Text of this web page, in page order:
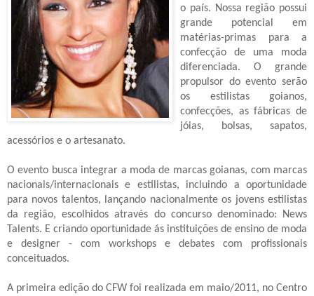
o país. Nossa região possui
grande potencial em
matérias-primas para a
confecção de uma moda
diferenciada. O grande
propulsor do evento serão
os estilistas goianos,
confecções, as fábricas de
jóias, bolsas, sapatos,
acessórios e o artesanato.
O evento busca integrar a moda de marcas goianas, com marcas
nacionais/internacionais e estilistas, incluindo a oportunidade
para novos talentos, lançando nacionalmente os jovens estilistas
da região, escolhidos através do concurso denominado: News
Talents. E criando oportunidade ás instituições de ensino de moda
e designer - com workshops e debates com profissionais
conceituados.
A primeira edição do CFW foi realizada em maio/2011, no Centro